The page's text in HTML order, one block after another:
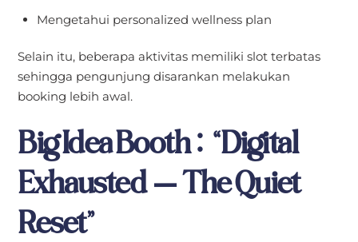
Mengetahui personalized wellness plan
Selain itu, beberapa aktivitas memiliki slot terbatas
sehingga pengunjung disarankan melakukan
booking lebih awal.
Big Idea Booth: “Digital
Exhausted — The Quiet
Reset”